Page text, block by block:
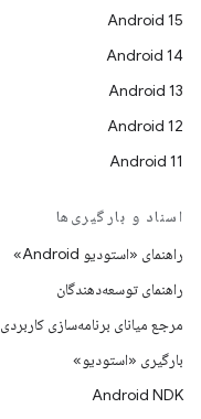
Android 15
Android 14
Android 13
Android 12
Android 11
اسناد و بارگیری‌ها
راهنمای «استودیو Android»
راهنمای توسعه‌دهندگان
مرجع میانای برنامه‌سازی کاربردی
بارگیری «استودیو»
Android NDK